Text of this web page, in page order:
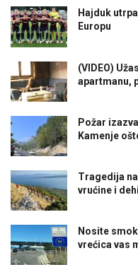
Hajduk
Europu
(VIDEO)
apartmanu,
Požar
Kamenje
Tragedija
vrućine i
Nosite
vrećica vas